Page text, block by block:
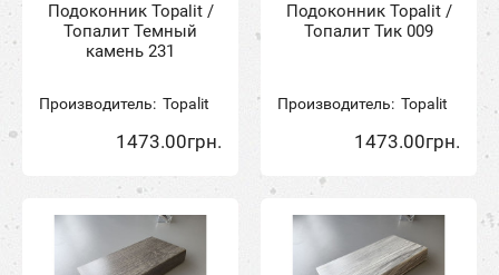
Подоконник Topalit /
Топалит Темный
камень 231
Производитель: Topalit
1473.00грн.
Подоконник Topalit /
Топалит Тик 009
Производитель: Topalit
1473.00грн.